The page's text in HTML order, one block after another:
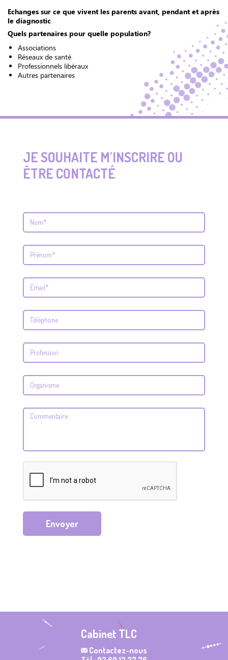
Echanges sur ce que vivent les parents avant, pendant et après
le diagnostic
Quels partenaires pour quelle population?
Associations
Réseaux de santé
Professionnels libéraux
Autres partenaires
JE SOUHAITE M'INSCRIRE OU
ÊTRE CONTACTÉ
Envoyer
Cabinet TLC
Contactez-nous